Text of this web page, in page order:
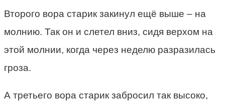
Второго вора старик закинул ещё выше – на
молнию. Так он и слетел вниз, сидя верхом на
этой молнии, когда через неделю разразилась
гроза.
А третьего вора старик забросил так высоко,